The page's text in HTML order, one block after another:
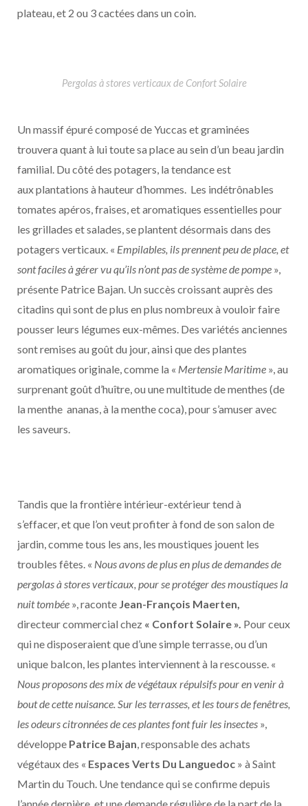
plateau, et 2 ou 3 cactées dans un coin.
Pergolas à stores verticaux de Confort Solaire
Un massif épuré composé de Yuccas et graminées
trouvera quant à lui toute sa place au sein d’un beau jardin
familial. Du côté des potagers, la tendance est
aux plantations à hauteur d’hommes. Les indétrônables
tomates apéros, fraises, et aromatiques essentielles pour
les grillades et salades, se plantent désormais dans des
potagers verticaux. « Empilables, ils prennent peu de place, et
sont faciles à gérer vu qu’ils n’ont pas de système de pompe »,
présente Patrice Bajan. Un succès croissant auprès des
citadins qui sont de plus en plus nombreux à vouloir faire
pousser leurs légumes eux-mêmes. Des variétés anciennes
sont remises au goût du jour, ainsi que des plantes
aromatiques originale, comme la « Mertensie Maritime », au
surprenant goût d’huître, ou une multitude de menthes (de
la menthe ananas, à la menthe coca), pour s’amuser avec
les saveurs.
Tandis que la frontière intérieur-extérieur tend à
s’effacer, et que l’on veut profiter à fond de son salon de
jardin, comme tous les ans, les moustiques jouent les
troubles fêtes. « Nous avons de plus en plus de demandes de
pergolas à stores verticaux, pour se protéger des moustiques la
nuit tombée », raconte Jean-François Maerten,
directeur commercial chez « Confort Solaire ». Pour ceux
qui ne disposeraient que d’une simple terrasse, ou d’un
unique balcon, les plantes interviennent à la rescousse. «
Nous proposons des mix de végétaux répulsifs pour en venir à
bout de cette nuisance. Sur les terrasses, et les tours de fenêtres,
les odeurs citronnées de ces plantes font fuir les insectes »,
développe Patrice Bajan, responsable des achats
végétaux des « Espaces Verts Du Languedoc » à Saint
Martin du Touch. Une tendance qui se confirme depuis